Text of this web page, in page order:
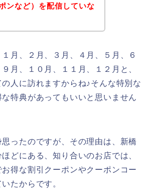
ンなど）を配信していな
月、２月、３月、４月、５月、６
月、１０月、１１月、１２月と、
人に訪れますからね♪そんな特別な
特典があってもいいと思いません
ったのですが、その理由は、新橋
どにある、知り合いのお店では、
得な割引クーポンやクーポンコー
たからです。